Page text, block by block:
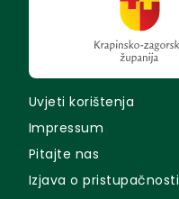
Uvjeti korištenja
Impressum
Pitajte nas
Izjava o pristupačnosti